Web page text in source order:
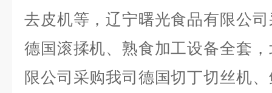
去皮机等，辽宁曙光食品有限公
德国滚揉机、熟食加工设备全套
限公司采购我司德国切丁切丝机